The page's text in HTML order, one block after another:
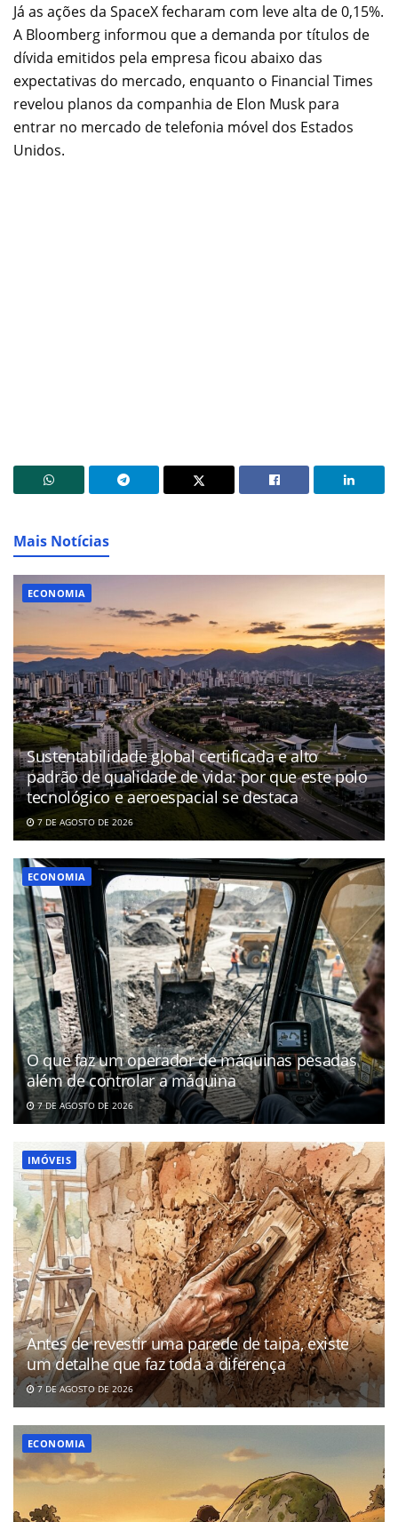
Já as ações da SpaceX fecharam com leve alta de 0,15%.
A Bloomberg informou que a demanda por títulos de
dívida emitidos pela empresa ficou abaixo das
expectativas do mercado, enquanto o Financial Times
revelou planos da companhia de Elon Musk para
entrar no mercado de telefonia móvel dos Estados
Unidos.
Mais Notícias
ECONOMIA
Sustentabilidade global certificada e alto
padrão de qualidade de vida: por que este polo
tecnológico e aeroespacial se destaca
7 DE AGOSTO DE 2026
ECONOMIA
O que faz um operador de máquinas pesadas
além de controlar a máquina
7 DE AGOSTO DE 2026
IMÓVEIS
Antes de revestir uma parede de taipa, existe
um detalhe que faz toda a diferença
7 DE AGOSTO DE 2026
ECONOMIA